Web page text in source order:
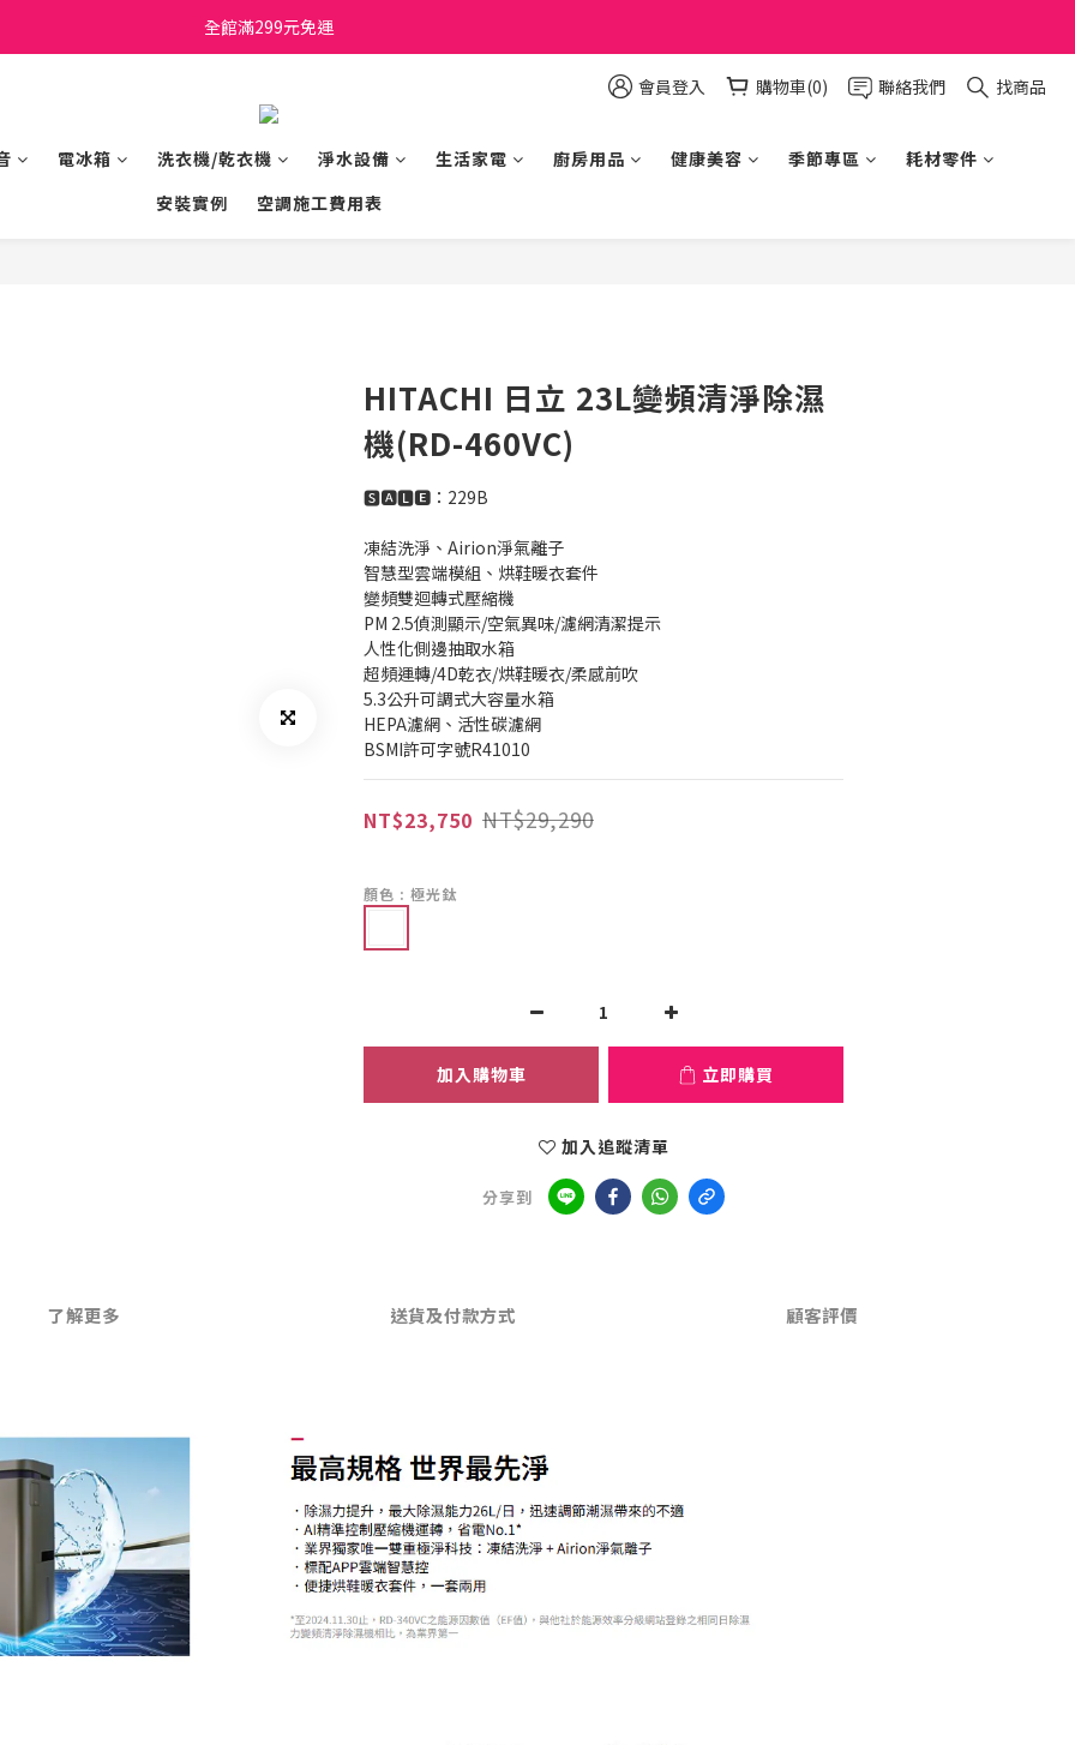
日立家電、國際牌 原廠管制價格 私訊優惠價
全館滿299元免運
會員登入 購物車(0) 聯絡我們 找商品
電冰箱 洗衣機/乾衣機 淨水設備 生活家電 廚房用品 健康美容 季節專區
耗材零件
安裝實例
空調施工費用表
HITACHI 日立 23L變頻清淨除濕
機(RD-460VC)
🆂🅰🅻🅴：229B
凍結洗淨、Airion淨氣離子
智慧型雲端模組、烘鞋暖衣套件
變頻雙迴轉式壓縮機
PM 2.5偵測顯示/空氣異味/濾網清潔提示
人性化側邊抽取水箱
超頻運轉/4D乾衣/烘鞋暖衣/柔感前吹
5.3公升可調式大容量水箱
HEPA濾網、活性碳濾網
BSMI許可字號R41010
NT$23,750 NT$29,290
顏色 : 極光鈦
加入購物車 立即購買
加入追蹤清單
分享到
了解更多 送貨及付款方式 顧客評價